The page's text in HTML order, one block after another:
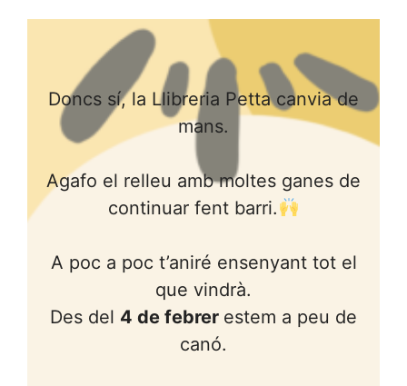
Doncs sí, la Llibreria Petta canvia de
mans.
Agafo el relleu amb moltes ganes de
continuar fent barri.
A poc a poc t’aniré ensenyant tot el
que vindrà.
Des del 4 de febrer estem a peu de
canó.